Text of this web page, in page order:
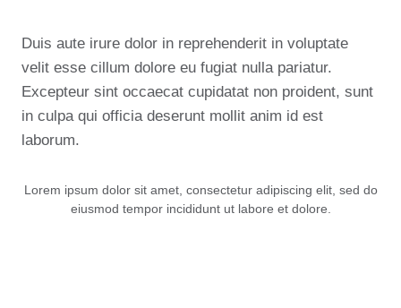
Duis aute irure dolor in reprehenderit in voluptate
velit esse cillum dolore eu fugiat nulla pariatur.
Excepteur sint occaecat cupidatat non proident, sunt
in culpa qui officia deserunt mollit anim id est
laborum.
Lorem ipsum dolor sit amet, consectetur adipiscing elit, sed do
eiusmod tempor incididunt ut labore et dolore.